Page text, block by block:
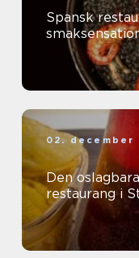
Spansk
02. december
Den
restaurang i